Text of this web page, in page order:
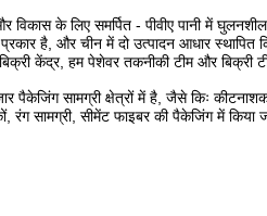
के लिए समर्पित - पीवीए पानी में
प्रकार है, और चीन में दो उत्पादन आधार
केंद्र, हम पेशेवर तकनीकी टीम और बिक्री
पैकेजिंग सामग्री क्षेत्रों में है, जैसे किः
सामग्री, सीमेंट फाइबर की पैकेजिंग में किया